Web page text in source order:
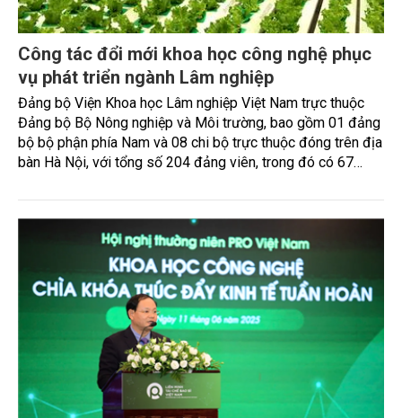
Công tác đổi mới khoa học công nghệ phục
vụ phát triển ngành Lâm nghiệp
Đảng bộ Viện Khoa học Lâm nghiệp Việt Nam trực thuộc
Đảng bộ Bộ Nông nghiệp và Môi trường, bao gồm 01 đảng
bộ bộ phận phía Nam và 08 chi bộ trực thuộc đóng trên địa
bàn Hà Nội, với tổng số 204 đảng viên, trong đó có 67
67,16%); trình độ chuyên môn có 01 GS.TS (0,49%), 04
PGS.TS (1,96%), 62 tiến sĩ (30,39%), 88 thạc sỹ (43,14%),
45 đại học (22,06%), 04 dưới đại học (1,96%); lý luận chính
trị có 39 đồng chí có trình độ cao cấp (19,12%), 19 trung
cấp (9,31%), 146 sơ cấp (71,6%). Đảng bộ Viện có
200/204 đảng viên có trình độ từ đại học trở lên (98,4%),
trong đó có 155/204 đảng viên có trình độ từ thạc sĩ trở
lên (76,0%), có kinh nghiệm và năng lực nghiên cứu, đảm
bảo điều kiện chủ trì các nhiệm vụ khoa học công nghệ và
tham gia Hội đồng khoa học công nghệ các cấp.